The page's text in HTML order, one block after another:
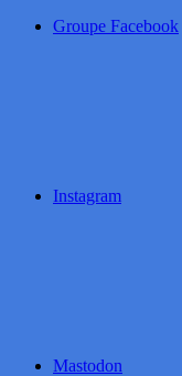
Groupe Facebook
Instagram
Mastodon